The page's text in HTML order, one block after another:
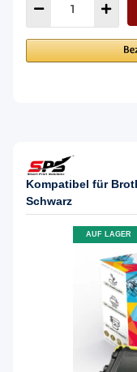
Kompatibel für
Schwarz
AUF LAGER